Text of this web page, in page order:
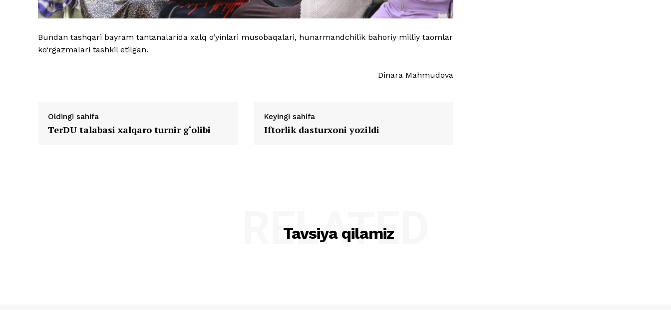
Bundan tashqari bayram tantanalarida xalq o‘yinlari musobaqalari, hunarmandchilik bahoriy milliy taomlar
ko‘rgazmalari tashkil etilgan.
Dinara Mahmudova
Oldingi sahifa
TerDU talabasi xalqaro turnir g‘olibi
Keyingi sahifa
Iftorlik dasturxoni yozildi
Tavsiya qilamiz
RELATED